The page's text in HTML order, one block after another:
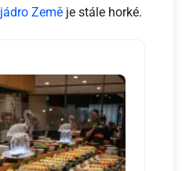
jádro Země je stále horké.